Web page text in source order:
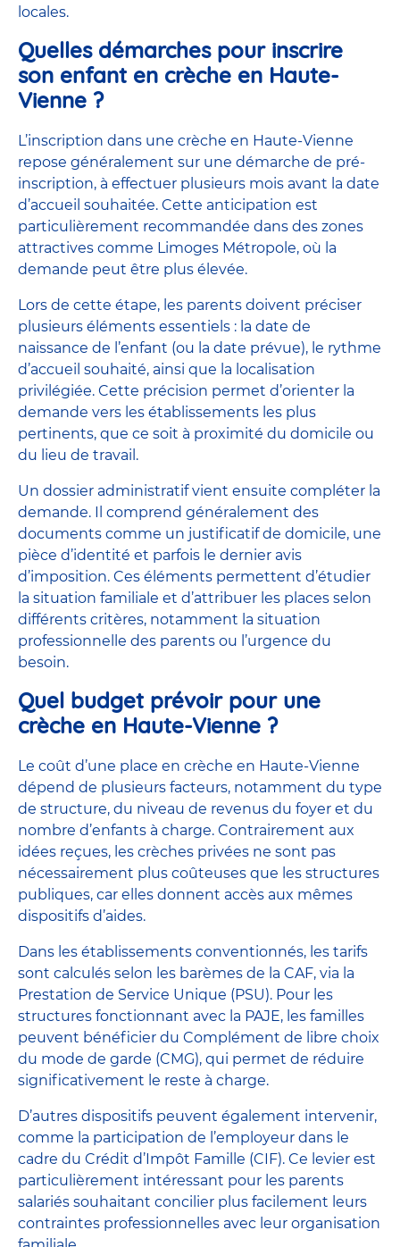
locales.
Quelles démarches pour inscrire
son enfant en crèche en Haute-
Vienne ?
L’inscription dans une crèche en Haute-Vienne
repose généralement sur une démarche de pré-
inscription, à effectuer plusieurs mois avant la date
d’accueil souhaitée. Cette anticipation est
particulièrement recommandée dans des zones
attractives comme Limoges Métropole, où la
demande peut être plus élevée.
Lors de cette étape, les parents doivent préciser
plusieurs éléments essentiels : la date de
naissance de l’enfant (ou la date prévue), le rythme
d’accueil souhaité, ainsi que la localisation
privilégiée. Cette précision permet d’orienter la
demande vers les établissements les plus
pertinents, que ce soit à proximité du domicile ou
du lieu de travail.
Un dossier administratif vient ensuite compléter la
demande. Il comprend généralement des
documents comme un justificatif de domicile, une
pièce d’identité et parfois le dernier avis
d’imposition. Ces éléments permettent d’étudier
la situation familiale et d’attribuer les places selon
différents critères, notamment la situation
professionnelle des parents ou l’urgence du
besoin.
Quel budget prévoir pour une
crèche en Haute-Vienne ?
Le coût d’une place en crèche en Haute-Vienne
dépend de plusieurs facteurs, notamment du type
de structure, du niveau de revenus du foyer et du
nombre d’enfants à charge. Contrairement aux
idées reçues, les crèches privées ne sont pas
nécessairement plus coûteuses que les structures
publiques, car elles donnent accès aux mêmes
dispositifs d’aides.
Dans les établissements conventionnés, les tarifs
sont calculés selon les barèmes de la CAF, via la
Prestation de Service Unique (PSU). Pour les
structures fonctionnant avec la PAJE, les familles
peuvent bénéficier du Complément de libre choix
du mode de garde (CMG), qui permet de réduire
significativement le reste à charge.
D’autres dispositifs peuvent également intervenir,
comme la participation de l’employeur dans le
cadre du Crédit d’Impôt Famille (CIF). Ce levier est
particulièrement intéressant pour les parents
salariés souhaitant concilier plus facilement leurs
contraintes professionnelles avec leur organisation